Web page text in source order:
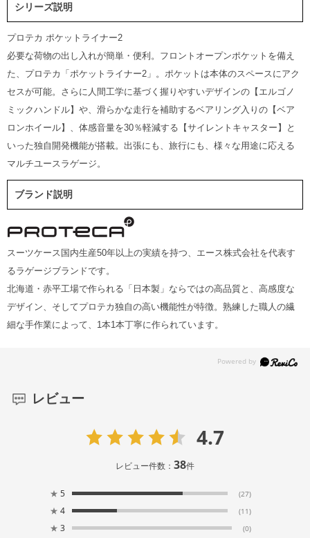
シリーズ説明
プロテカ ポケットライナー2
必要な荷物の出し入れが簡単・便利。フロントオープンポケットを備え
た、プロテカ「ポケットライナー2」。ポケットは本体のスペースにアク
セスが可能。さらに人間工学に基づく握りやすいデザインの【エルゴノ
ミックハンドル】や、滑らかな走行を補助するベアリング入りの【ベア
ロンホイール】、体感音量を30％軽減する【サイレントキャスター】と
いった独自開発機能が搭載。出張にも、旅行にも、様々な用途に応える
マルチユースラゲージ。
ブランド説明
スーツケース国内生産50年以上の実績を持つ、エース株式会社を代表す
るラゲージブランドです。
北海道・赤平工場で作られる「日本製」ならではの高品質と、高感度な
デザイン、そしてプロテカ独自の高い機能性が特徴。熟練した職人の繊
細な手作業によって、1本1本丁寧に作られています。
レビュー
4.7
レビュー件数： 38件
★ 5 (27)
★ 4 (11)
★ 3 (0)